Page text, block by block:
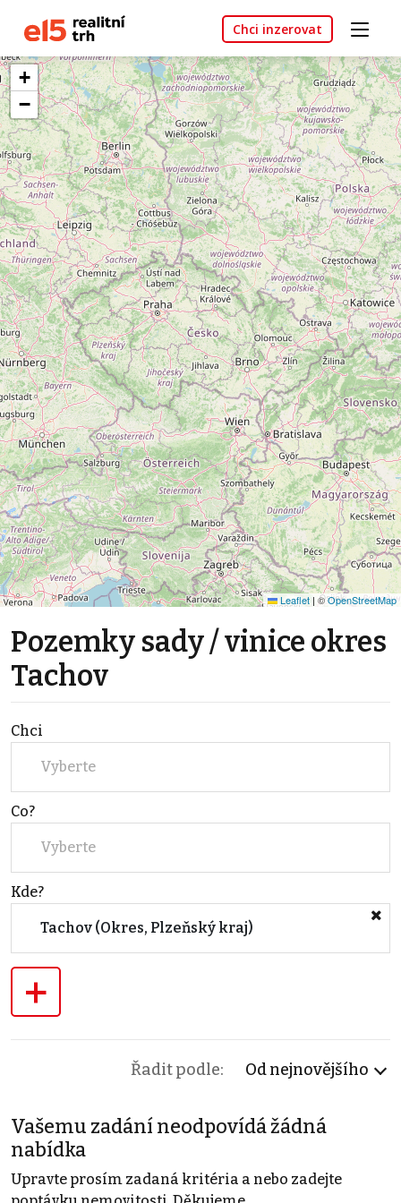
Chci inzerovat
+
−
Leaflet | ©OpenStreetMap
Pozemky sady / vinice okres
Tachov
Chci
Vyberte
Co?
Vyberte
Kde?
Tachov (Okres, Plzeňský kraj)
+
Řadit podle: Od nejnovějšího
Vašemu zadání neodpovídá žádná
nabídka
Upravte prosím zadaná kritéria a nebo zadejte